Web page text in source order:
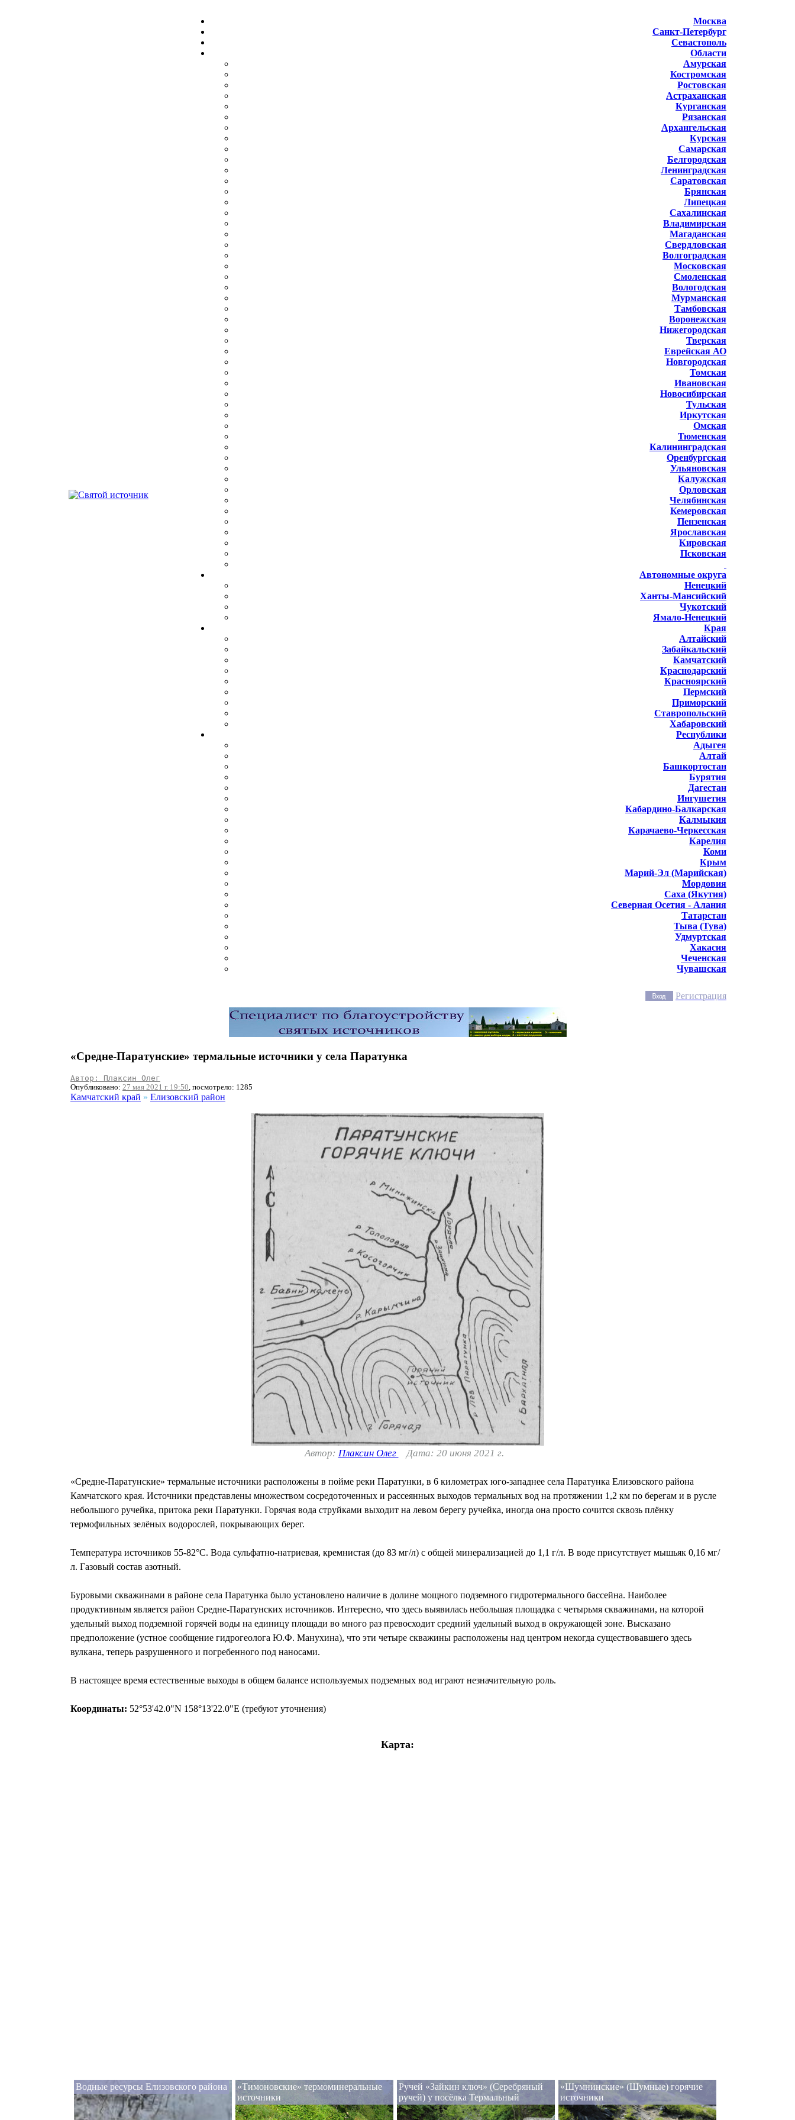
Москва
Санкт-Петербург
Севастополь
Области
Амурская
Костромская
Ростовская
Астраханская
Курганская
Рязанская
Архангельская
Курская
Самарская
Белгородская
Ленинградская
Саратовская
Брянская
Липецкая
Сахалинская
Владимирская
Магаданская
Свердловская
Волгоградская
Московская
Смоленская
Вологодская
Мурманская
Тамбовская
Воронежская
Нижегородская
Тверская
Еврейская АО
Новгородская
Томская
Ивановская
Новосибирская
Тульская
Иркутская
Омская
Тюменская
Калининградская
Оренбургская
Ульяновская
Калужская
Орловская
Челябинская
Кемеровская
Пензенская
Ярославская
Кировская
Псковская
Автономные округа
Ненецкий
Ханты-Мансийский
Чукотский
Ямало-Ненецкий
Края
Алтайский
Забайкальский
Камчатский
Краснодарский
Красноярский
Пермский
Приморский
Ставропольский
Хабаровский
Республики
Адыгея
Алтай
Башкортостан
Бурятия
Дагестан
Ингушетия
Кабардино-Балкарская
Калмыкия
Карачаево-Черкесская
Карелия
Коми
Крым
Марий-Эл (Марийская)
Мордовия
Саха (Якутия)
Северная Осетия - Алания
Татарстан
Тыва (Тува)
Удмуртская
Хакасия
Чеченская
Чувашская
Регистрация
«Средне-Паратунские» термальные источники у села Паратунка
Автор: Плаксин Олег
Опубликовано: 27 мая 2021 г. 19:50, посмотрело: 1285
Камчатский край » Елизовский район
Автор: Плаксин Олег Дата: 20 июня 2021 г.
«Средне-Паратунские» термальные источники расположены в пойме реки Паратунки, в 6 километрах юго-западнее села Паратунка Елизовского района
Камчатского края. Источники представлены множеством сосредоточенных и рассеянных выходов термальных вод на протяжении 1,2 км по берегам и в русле
небольшого ручейка, притока реки Паратунки. Горячая вода струйками выходит на левом берегу ручейка, иногда она просто сочится сквозь плёнку
термофильных зелёных водорослей, покрывающих берег.
Температура источников 55-82°C. Вода сульфатно-натриевая, кремнистая (до 83 мг/л) с общей минерализацией до 1,1 г/л. В воде присутствует мышьяк 0,16 мг/
л. Газовый состав азотный.
Буровыми скважинами в районе села Паратунка было установлено наличие в долине мощного подземного гидротермального бассейна. Наиболее
продуктивным является район Средне-Паратунских источников. Интересно, что здесь выявилась небольшая площадка с четырьмя скважинами, на которой
удельный выход подземной горячей воды на единицу площади во много раз превосходит средний удельный выход в окружающей зоне. Высказано
предположение (устное сообщение гидрогеолога Ю.Ф. Манухина), что эти четыре скважины расположены над центром некогда существовавшего здесь
вулкана, теперь разрушенного и погребенного под наносами.
В настоящее время естественные выходы в общем балансе используемых подземных вод играют незначительную роль.
Координаты: 52°53'42.0"N 158°13'22.0"E (требуют уточнения)
Карта:
Водные ресурсы Елизовского района
«Тимоновские» термоминеральные
источники
Ручей «Зайкин ключ» (Серебряный
ручей) у посёлка Термальный
«Шумнинские» (Шумные) горячие
источники